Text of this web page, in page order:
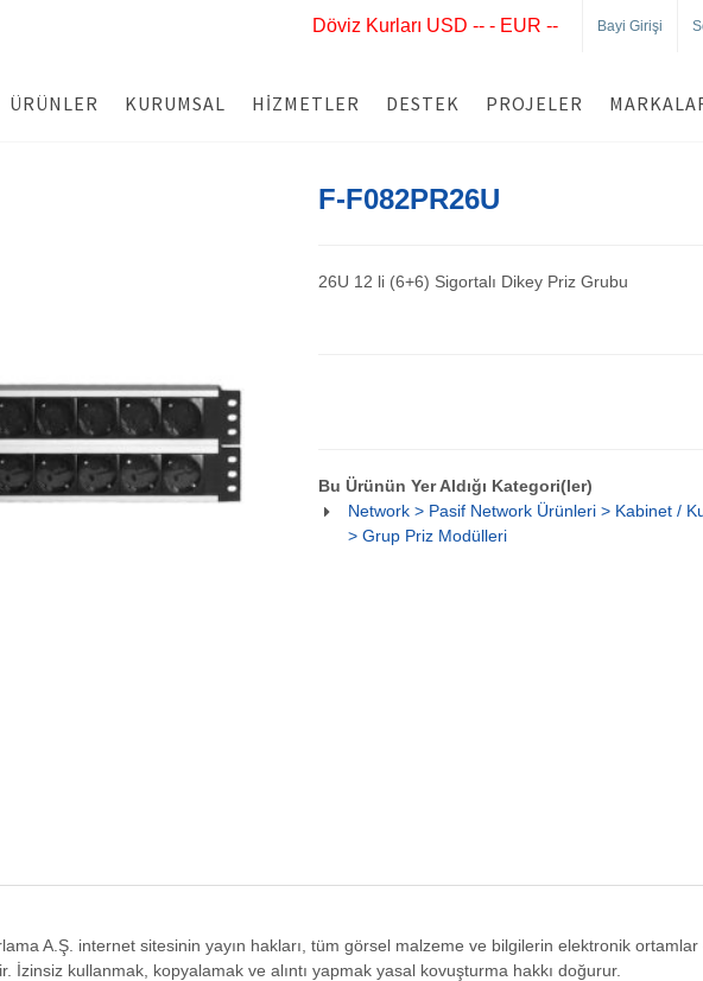
Döviz Kurları USD -- - EUR -- Bayi Girişi
ÜRÜNLER KURUMSAL HIZMETLER DESTEK PROJELER
F-F082PR26U
26U 12 li (6+6) Sigortalı Dikey Priz Grubu
Bu Ürünün Yer Aldığı Kategori(ler)
Network > Pasif Network Ürünleri > Kabinet /
> Grup Priz Modülleri
A.Ş. internet sitesinin yayın hakları, tüm görsel malzeme ve bilgilerin elektronik
İzinsiz kullanmak, kopyalamak ve alıntı yapmak yasal kovuşturma hakkı doğurur.